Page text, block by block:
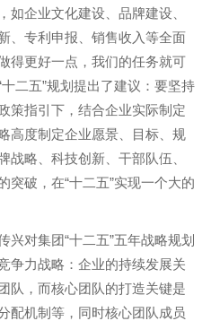
如企业文化建设、品牌建设、
、专利申报、销售收入等全面
得更好一点，我们的任务就可
二五”规划提出了建议：要坚持
策指引下，结合企业实际制定
高度制定企业愿景、目标、规
战略、科技创新、干部队伍、
突破，在“十二五”实现一个大的
兴对集团“十二五”五年战略规划
争力战略：企业的持续发展关
队，而核心团队的打造关键是
配机制等，同时核心团队成员